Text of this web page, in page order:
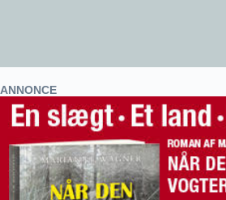
ANNONCE